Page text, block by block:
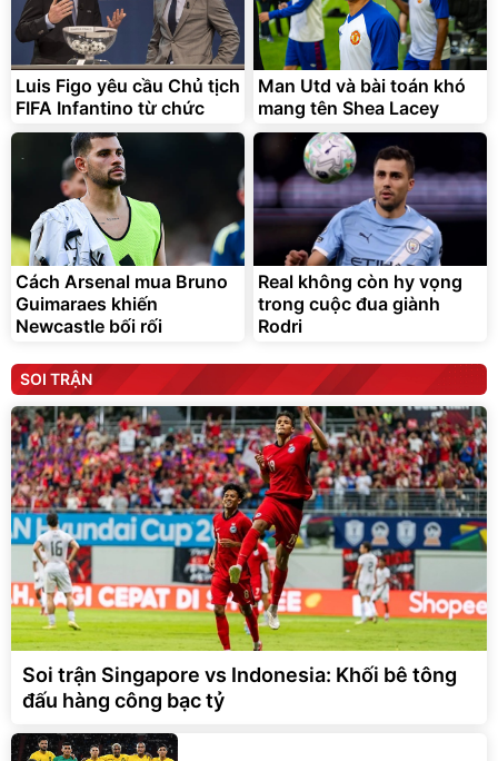
Luis Figo yêu cầu Chủ tịch
FIFA Infantino từ chức
Man Utd và bài toán khó
mang tên Shea Lacey
Cách Arsenal mua Bruno
Guimaraes khiến
Newcastle bối rối
Real không còn hy vọng
trong cuộc đua giành
Rodri
SOI TRẬN
Soi trận Singapore vs Indonesia: Khối bê tông
đấu hàng công bạc tỷ